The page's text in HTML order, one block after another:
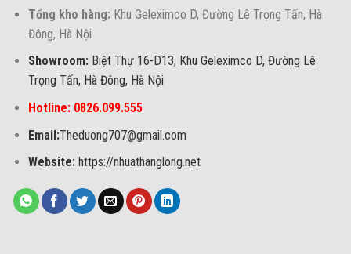
Tổng kho hàng: Khu Geleximco D, Đường Lê Trọng Tấn, Hà
Đông, Hà Nội
Showroom: Biệt Thự 16-D13, Khu Geleximco D, Đường Lê
Trọng Tấn, Hà Đông, Hà Nội
Hotline: 0826.099.555
Email:Theduong707@gmail.com
Website:https://nhuathanglong.net